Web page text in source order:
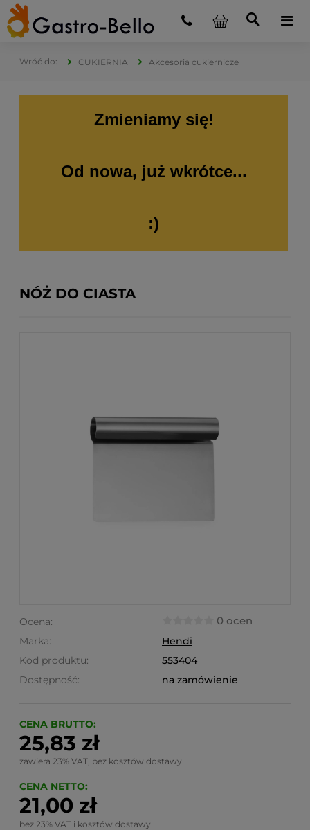
CUKIERNIA Akcesoria cukiernicze
Zmieniamy się!
Od nowa, już wkrótce...
:)
NÓŻ DO CIASTA
Ocena: 0 ocen
Marka:
Hendi
Kod produktu:
553404
Dostępność:
na zamówienie
CENA BRUTTO:
25,83 zł
zawiera 23% VAT, bez kosztów dostawy
CENA NETTO:
21,00 zł
bez 23% VAT i kosztów dostawy